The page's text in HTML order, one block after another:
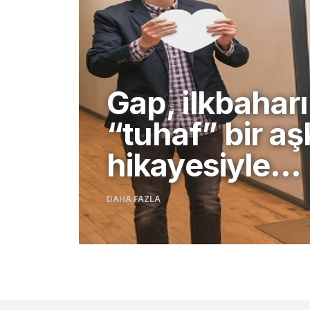
Gap, ilkbaharı
“tuhaf” bir
hikayesiyle…
DAHA FAZLA